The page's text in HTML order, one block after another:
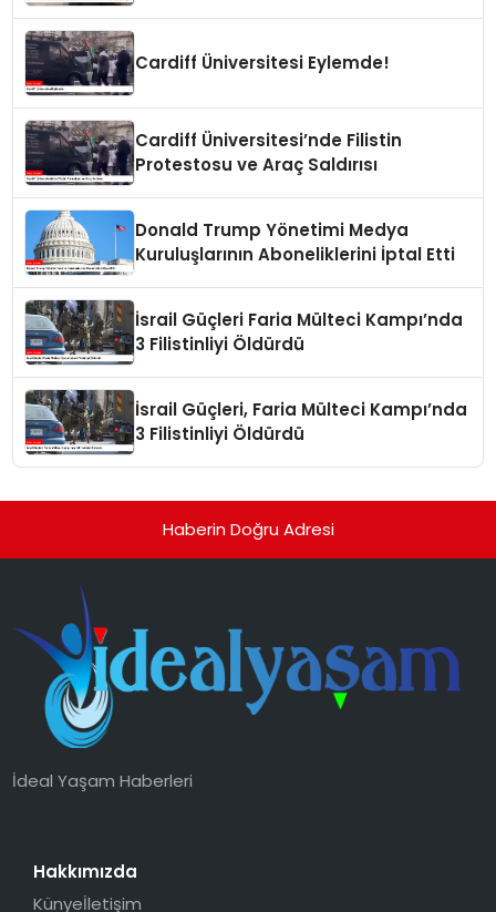
Cardiff Üniversitesi Eylemde!
Cardiff Üniversitesi’nde Filistin
Protestosu ve Araç Saldırısı
Donald Trump Yönetimi Medya
Kuruluşlarının Aboneliklerini İptal Etti
İsrail Güçleri Faria Mülteci Kampı’nda
3 Filistinliyi Öldürdü
İsrail Güçleri, Faria Mülteci Kampı’nda
3 Filistinliyi Öldürdü
Haberin Doğru Adresi
İdeal Yaşam Haberleri
Hakkımızda
Künyeİletişim